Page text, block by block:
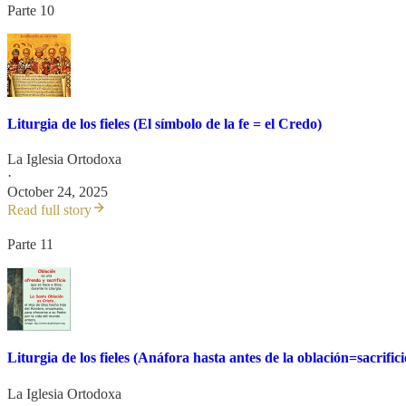
Parte 10
Liturgia de los fieles (El símbolo de la fe = el Credo)
La Iglesia Ortodoxa
·
October 24, 2025
Read full story
Parte 11
Liturgia de los fieles (Anáfora hasta antes de la
La Iglesia Ortodoxa